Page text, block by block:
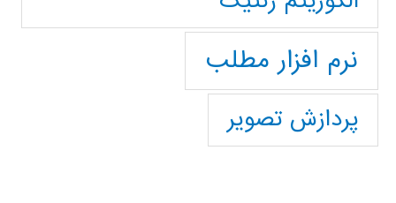
نرم افزار مطلب
پردازش تصویر